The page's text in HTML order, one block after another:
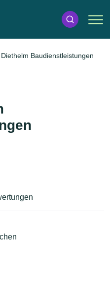
Baudienstleistungen